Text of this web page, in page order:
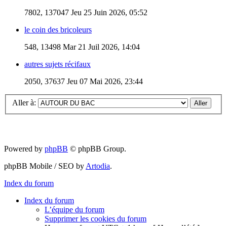
7802, 137047 Jeu 25 Juin 2026, 05:52
le coin des bricoleurs
548, 13498 Mar 21 Juil 2026, 14:04
autres sujets récifaux
2050, 37637 Jeu 07 Mai 2026, 23:44
Aller à:
Powered by phpBB © phpBB Group.
phpBB Mobile / SEO byArtodia.
Index du forum
Index du forum
L’équipe du forum
Supprimer les cookies du forum